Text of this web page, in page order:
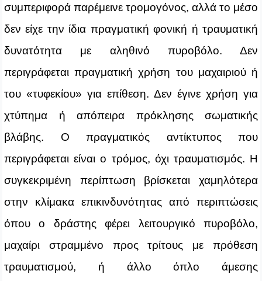
συμπεριφορά παρέμεινε τρομογόνος, αλλά το μέσο
δεν είχε την ίδια πραγματική φονική ή τραυματική
δυνατότητα με αληθινό πυροβόλο. Δεν
περιγράφεται πραγματική χρήση του μαχαιριού ή
του «τυφεκίου» για επίθεση. Δεν έγινε χρήση για
χτύπημα ή απόπειρα πρόκλησης σωματικής
βλάβης. Ο πραγματικός αντίκτυπος που
περιγράφεται είναι ο τρόμος, όχι τραυματισμός. Η
συγκεκριμένη περίπτωση βρίσκεται χαμηλότερα
στην κλίμακα επικινδυνότητας από περιπτώσεις
όπου ο δράστης φέρει λειτουργικό πυροβόλο,
μαχαίρι στραμμένο προς τρίτους με πρόθεση
τραυματισμού, ή άλλο όπλο άμεσης